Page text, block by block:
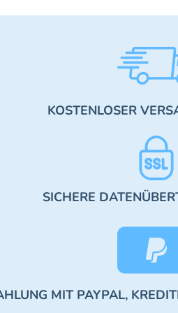
KOSTENLOSER
SICHERE
MIT PAYPAL,